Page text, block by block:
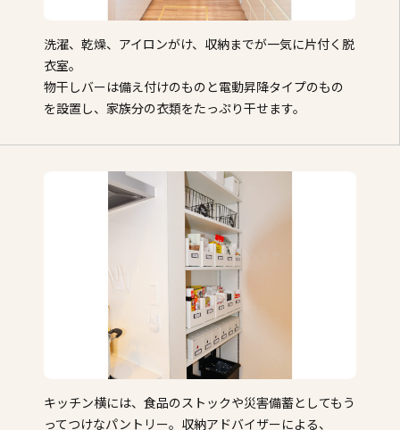
洗濯、乾燥、アイロンがけ、収納までが一気に片付く脱
衣室。
物干しバーは備え付けのものと電動昇降タイプのもの
を設置し、家族分の衣類をたっぷり干せます。
キッチン横には、食品のストックや災害備蓄としてもう
ってつけなパントリー。収納アドバイザーによる、